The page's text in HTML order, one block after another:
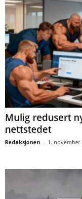
Mulig redusert
nettstedet
Redaksjonen - 1. november